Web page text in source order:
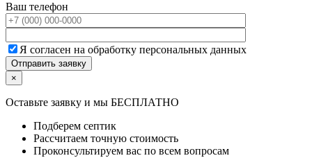
Ваш телефон
Я согласен на обработку персональных данных
×
Оставьте заявку и мы БЕСПЛАТНО
Подберем септик
Рассчитаем точную стоимость
Проконсультируем вас по всем вопросам